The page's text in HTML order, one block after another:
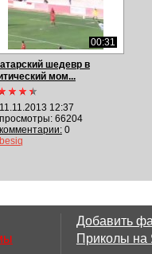
00:31
шедевр в
мом...
11.11.2013 12:37
просмотры: 66204
комментарии:0
besiq
Добавить
Приколы